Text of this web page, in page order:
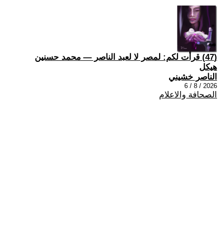
(47) قرأت لكم: لمصر لا لعبد الناصر — محمد حسنين
هيكل
الناصر خشيني
2026 / 8 / 6
الصحافة والاعلام